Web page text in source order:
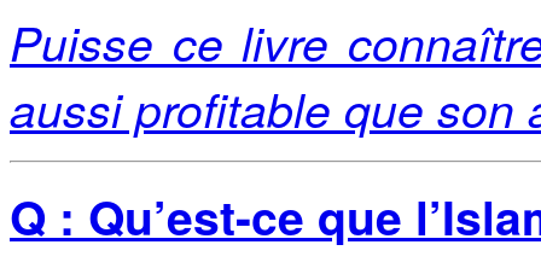
Puisse ce livre
aussi profitable que son
Q : Qu’est-ce que